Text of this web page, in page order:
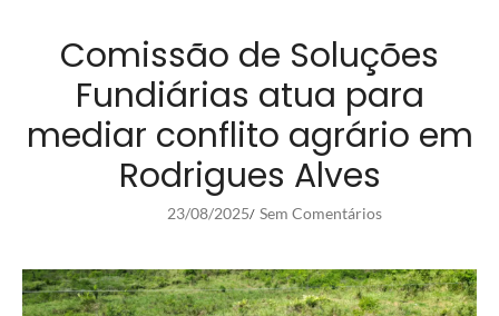
Comissão de Soluções
Fundiárias atua para
mediar conflito agrário em
Rodrigues Alves
23/08/2025/ Sem Comentários